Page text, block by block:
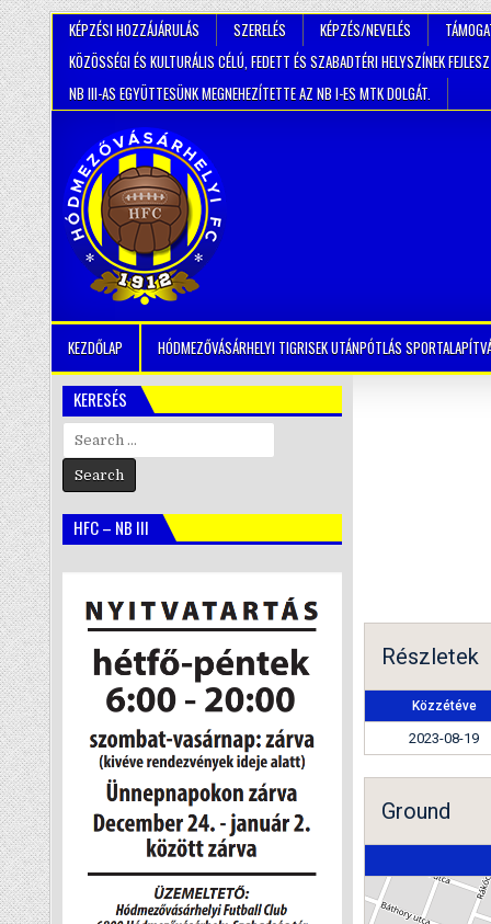
KÉPZÉSI HOZZÁJÁRULÁS SZERELÉS KÉPZÉS/NEVELÉS
KÖZÖSSÉGI ÉS KULTURÁLIS CÉLÚ, FEDETT ÉS SZABADTÉRI HELYSZÍNEK
NB III-AS EGYÜTTESÜNK MEGNEHEZÍTETTE AZ NB I-ES MTK DOLGÁT.
KEZDŐLAP HÓDMEZŐVÁSÁRHELYI TIGRISEK UTÁNPÓTLÁS
Részletek
Közzétéve
2023-08-19
Ground
KERESÉS
Search
for:
HFC – NB III